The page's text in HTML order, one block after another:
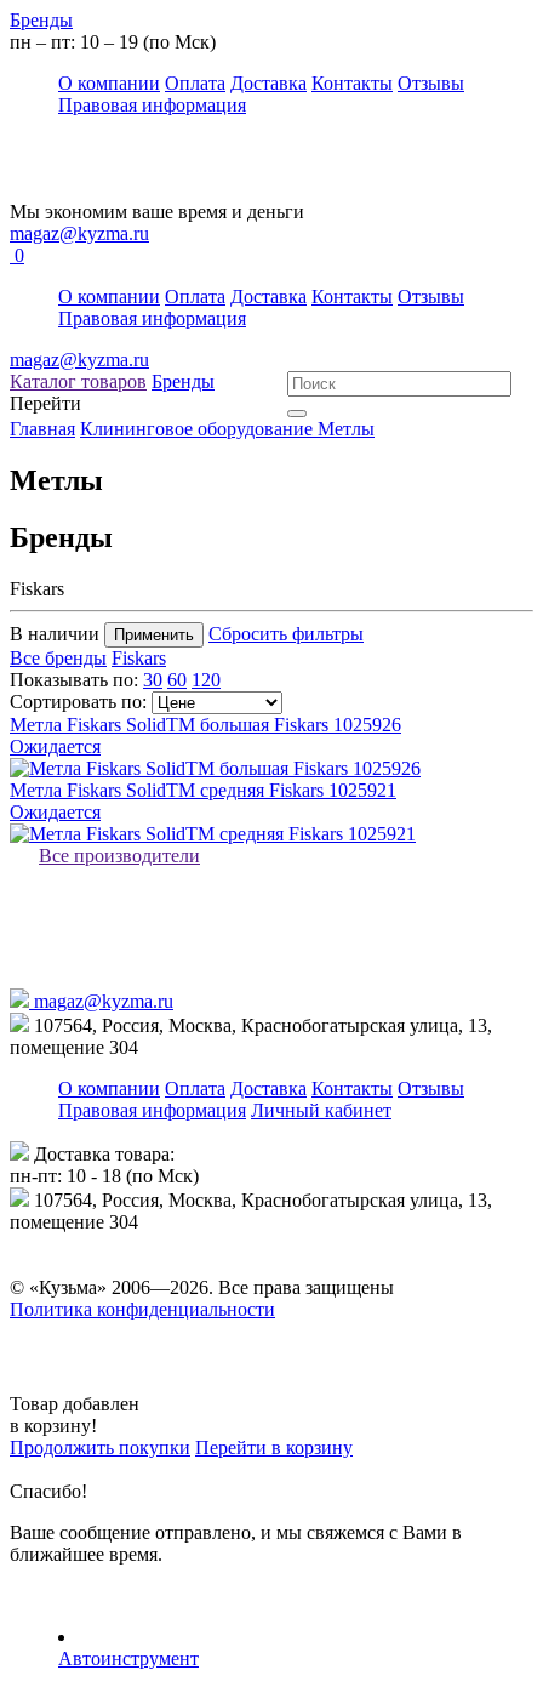
Бренды
пн – пт: 10 – 19 (по Мск)
О компании Оплата Доставка Контакты Отзывы
Правовая информация
Мы экономим ваше время и деньги
magaz@kyzma.ru
0
О компании Оплата Доставка Контакты Отзывы
Правовая информация
magaz@kyzma.ru
Каталог товаров Бренды
Перейти
Главная Клининговое оборудование Метлы
Метлы
Бренды
Fiskars
В наличии Применить
Сбросить фильтры
Все бренды Fiskars
Показывать по: 30 60 120
Сортировать по:
Метла Fiskars SolidTM большая Fiskars 1025926
Ожидается
Метла Fiskars SolidTM средняя Fiskars 1025921
Ожидается
Все производители
magaz@kyzma.ru
107564, Россия, Москва, Краснобогатырская улица, 13,
помещение 304
О компании Оплата Доставка Контакты Отзывы
Правовая информация Личный кабинет
Доставка товара:
пн-пт: 10 - 18 (по Мск)
107564, Россия, Москва, Краснобогатырская улица, 13,
помещение 304
© «Кузьма» 2006—2026. Все права защищены
Политика конфиденциальности
Товар добавлен
в корзину!
Продолжить покупки Перейти в корзину
Спасибо!
Ваше сообщение отправлено, и мы свяжемся с Вами в
ближайшее время.
Автоинструмент